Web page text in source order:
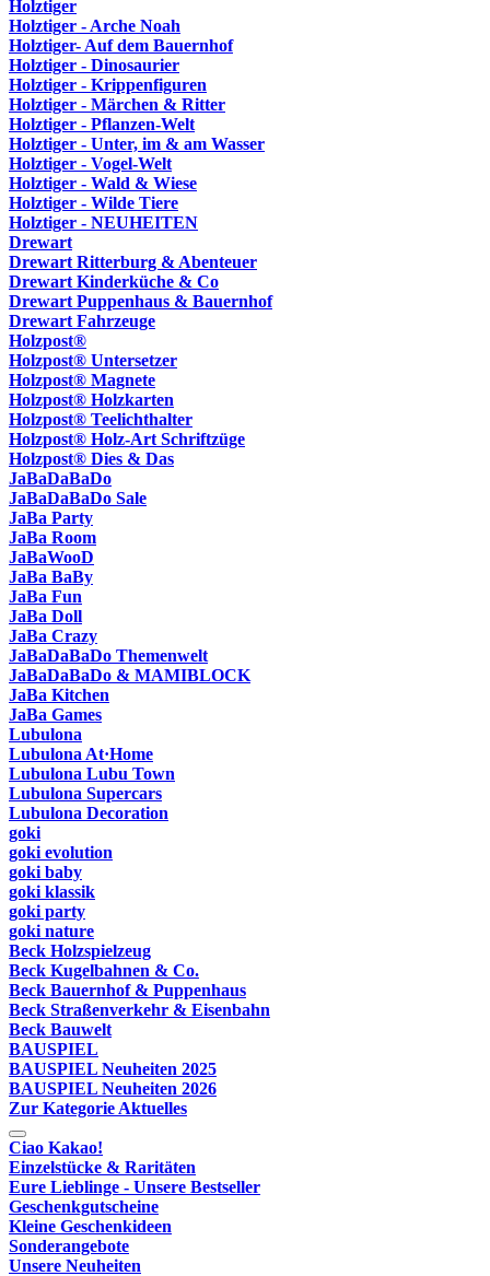
Holztiger
Holztiger - Arche Noah
Holztiger- Auf dem Bauernhof
Holztiger - Dinosaurier
Holztiger - Krippenfiguren
Holztiger - Märchen & Ritter
Holztiger - Pflanzen-Welt
Holztiger - Unter, im & am Wasser
Holztiger - Vogel-Welt
Holztiger - Wald & Wiese
Holztiger - Wilde Tiere
Holztiger - NEUHEITEN
Drewart
Drewart Ritterburg & Abenteuer
Drewart Kinderküche & Co
Drewart Puppenhaus & Bauernhof
Drewart Fahrzeuge
Holzpost®
Holzpost® Untersetzer
Holzpost® Magnete
Holzpost® Holzkarten
Holzpost® Teelichthalter
Holzpost® Holz-Art Schriftzüge
Holzpost® Dies & Das
JaBaDaBaDo
JaBaDaBaDo Sale
JaBa Party
JaBa Room
JaBaWooD
JaBa BaBy
JaBa Fun
JaBa Doll
JaBa Crazy
JaBaDaBaDo Themenwelt
JaBaDaBaDo & MAMIBLOCK
JaBa Kitchen
JaBa Games
Lubulona
Lubulona At·Home
Lubulona Lubu Town
Lubulona Supercars
Lubulona Decoration
goki
goki evolution
goki baby
goki klassik
goki party
goki nature
Beck Holzspielzeug
Beck Kugelbahnen & Co.
Beck Bauernhof & Puppenhaus
Beck Straßenverkehr & Eisenbahn
Beck Bauwelt
BAUSPIEL
BAUSPIEL Neuheiten 2025
BAUSPIEL Neuheiten 2026
Zur Kategorie Aktuelles
Ciao Kakao!
Einzelstücke & Raritäten
Eure Lieblinge - Unsere Bestseller
Geschenkgutscheine
Kleine Geschenkideen
Sonderangebote
Unsere Neuheiten